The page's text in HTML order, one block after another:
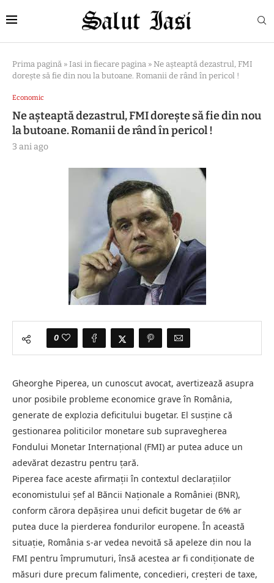
Prima pagină » Iasi in fiecare pagina » Ne așteaptă dezastrul, FMI
dorește să fie din nou la butoane. Romanii de rând în pericol !
Economic
Ne așteaptă dezastrul, FMI dorește să fie din nou
la butoane. Romanii de rând în pericol !
3 ani ago
0
Gheorghe Piperea, un cunoscut avocat, avertizează asupra
unor posibile probleme economice grave în România,
generate de explozia deficitului bugetar. El susține că
gestionarea politicilor monetare sub supravegherea
Fondului Monetar Internațional (FMI) ar putea aduce un
adevărat dezastru pentru țară.
Piperea face aceste afirmații în contextul declarațiilor
economistului șef al Băncii Naționale a României (BNR),
conform cărora depășirea unui deficit bugetar de 6% ar
putea duce la pierderea fondurilor europene. În această
situație, România s-ar vedea nevoită să apeleze din nou la
FMI pentru împrumuturi, însă acestea ar fi condiționate de
măsuri dure precum falimente, concedieri, creșteri de taxe,